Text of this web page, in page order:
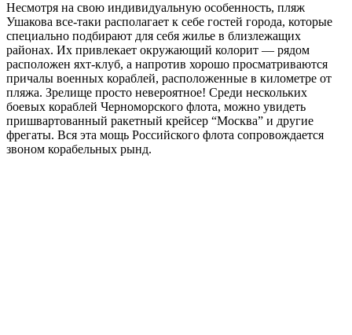
Несмотря на свою индивидуальную особенность, пляж
Ушакова все-таки располагает к себе гостей города, которые
специально подбирают для себя жилье в близлежащих
районах. Их привлекает окружающий колорит — рядом
расположен яхт-клуб, а напротив хорошо просматриваются
причалы военных кораблей, расположенные в километре от
пляжа. Зрелище просто невероятное! Среди нескольких
боевых кораблей Черноморского флота, можно увидеть
пришвартованный ракетный крейсер “Москва” и другие
фрегаты. Вся эта мощь Российского флота сопровождается
звоном корабельных рынд.